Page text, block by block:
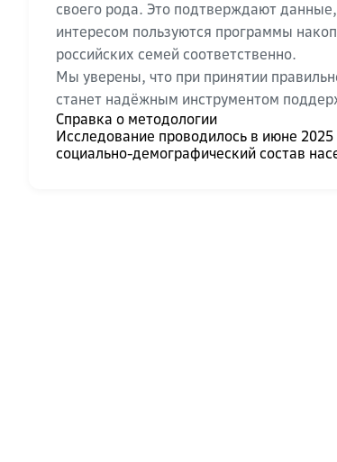
своего рода. Это подтверждают
интересом пользуются программы
российских семей соответственно.
Мы уверены, что при принятии
станет надёжным инструментом
Справка о методологии
Исследование проводилось в июне
социально-демографический состав